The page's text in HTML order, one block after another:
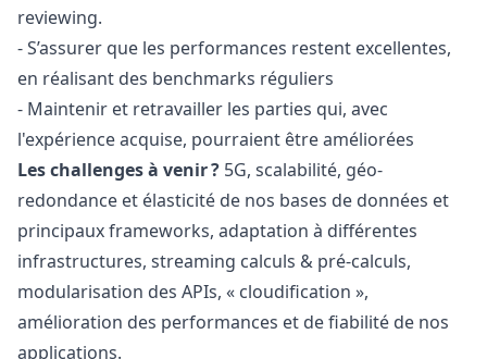
reviewing.
- S’assurer que les performances restent excellentes,
en réalisant des benchmarks réguliers
- Maintenir et retravailler les parties qui, avec
l'expérience acquise, pourraient être améliorées
Les challenges à venir ? 5G, scalabilité, géo-
redondance et élasticité de nos bases de données et
principaux frameworks, adaptation à différentes
infrastructures, streaming calculs & pré-calculs,
modularisation des APIs, « cloudification »,
amélioration des performances et de fiabilité de nos
applications.